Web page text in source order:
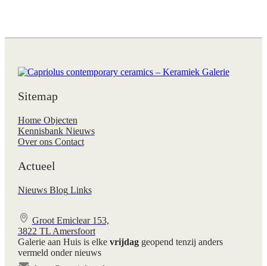
Sitemap
Home Objecten
Kennisbank Nieuws
Over ons Contact
Actueel
Nieuws Blog Links
Groot Emiclear 153,
3822 TL Amersfoort
Galerie aan Huis is elke vrijdaggeopend tenzij anders
vermeld onder nieuws